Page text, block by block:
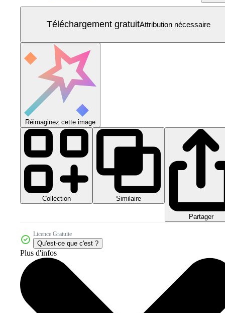
Téléchargement gratuitAttribution nécessaire
Réimaginez cette image
Collection Similaire
Partager
Licence Gratuite
Qu'est-ce que c'est ?
Plus d'infos